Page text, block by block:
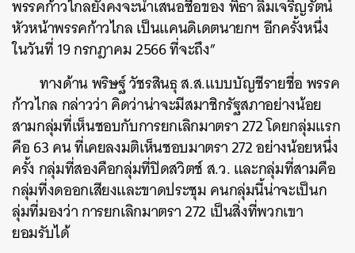
พรรคก้าวไกลยังคงจะนำเสนอชื่อของ พิธา ลิ้มเจริญรัตน์
หัวหน้าพรรคก้าวไกล เป็นแคนดิเดตนายกฯ อีกครั้งหนึ่ง
ในวันที่ 19 กรกฎาคม 2566 ที่จะถึง”
ทางด้าน พริษฐ์ วัชรสินธุ ส.ส.แบบบัญชีรายชื่อ พรรค
ก้าวไกล กล่าวว่า คิดว่าน่าจะมีสมาชิกรัฐสภาอย่างน้อย
สามกลุ่มที่เห็นชอบกับการยกเลิกมาตรา 272 โดยกลุ่มแรก
คือ 63 คน ที่เคยลงมติเห็นชอบมาตรา 272 อย่างน้อยหนึ่ง
ครั้ง กลุ่มที่สองคือกลุ่มที่ปิดสวิตช์ ส.ว. และกลุ่มที่สามคือ
กลุ่มที่งดออกเสียงและขาดประชุม คนกลุ่มนี้น่าจะเป็นก
ลุ่มที่มองว่า การยกเลิกมาตรา 272 เป็นสิ่งที่พวกเขา
ยอมรับได้
SHARE TWEET LINE EMAIL